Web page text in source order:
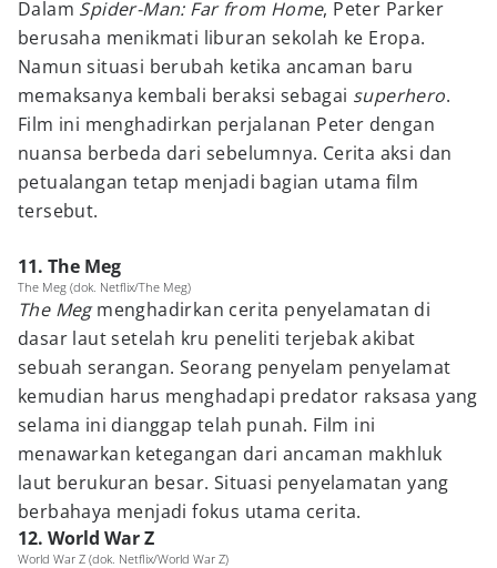
Dalam Spider-Man: Far from Home, Peter Parker
berusaha menikmati liburan sekolah ke Eropa.
Namun situasi berubah ketika ancaman baru
memaksanya kembali beraksi sebagai superhero.
Film ini menghadirkan perjalanan Peter dengan
nuansa berbeda dari sebelumnya. Cerita aksi dan
petualangan tetap menjadi bagian utama film
tersebut.
11. The Meg
The Meg (dok. Netflix/The Meg)
The Megmenghadirkan cerita penyelamatan di
dasar laut setelah kru peneliti terjebak akibat
sebuah serangan. Seorang penyelam penyelamat
kemudian harus menghadapi predator raksasa yang
selama ini dianggap telah punah. Film ini
menawarkan ketegangan dari ancaman makhluk
laut berukuran besar. Situasi penyelamatan yang
berbahaya menjadi fokus utama cerita.
12. World War Z
World War Z (dok. Netflix/World War Z)